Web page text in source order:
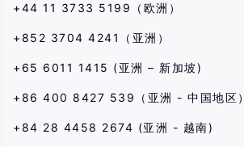
+44 11 3733 5199（欧洲）
+852 3704 4241（亚洲）
+65 6011 1415 (亚洲 – 新加坡)
+86 400 8427 539（亚洲 - 中国地区）
+84 28 4458 2674 (亚洲 - 越南)